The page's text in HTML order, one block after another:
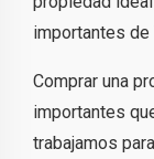
importantes de
Comprar una
importantes
trabajamos